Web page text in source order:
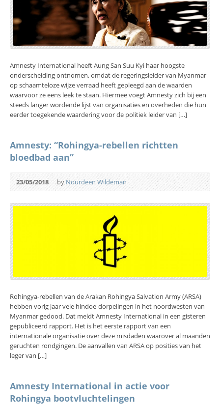
Amnesty International heeft Aung San Suu Kyi haar hoogste
onderscheiding ontnomen, omdat de regeringsleider van Myanmar
op schaamteloze wijze verraad heeft gepleegd aan de waarden
waarvoor ze eens leek te staan. Hiermee voegt Amnesty zich bij een
steeds langer wordende lijst van organisaties en overheden die hun
eerder toegekende waardering voor de politiek leider van […]
Amnesty: “Rohingya-rebellen richtten
bloedbad aan”
23/05/2018 by Nourdeen Wildeman
Rohingya-rebellen van de Arakan Rohingya Salvation Army (ARSA)
hebben vorig jaar vele hindoe-dorpelingen in het noordwesten van
Myanmar gedood. Dat meldt Amnesty International in een gisteren
gepubliceerd rapport. Het is het eerste rapport van een
internationale organisatie over deze misdaden waarover al maanden
geruchten rondgingen. De aanvallen van ARSA op posities van het
leger van […]
Amnesty International in actie voor
Rohingya bootvluchtelingen